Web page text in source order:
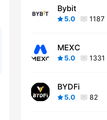
Bybit
5.0 1187
MEXC
5.0 1331
BYDFi
5.0 82